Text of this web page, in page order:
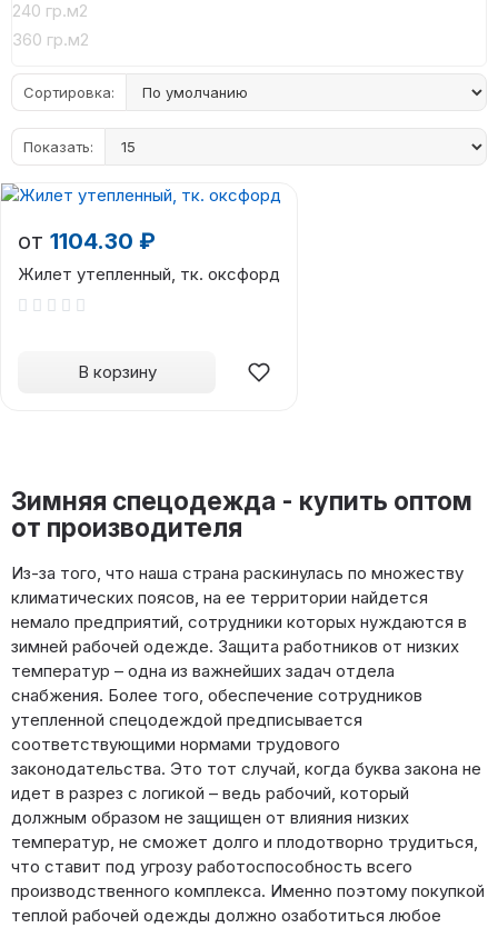
240 гр.м2
360 гр.м2
Сортировка:
Показать:
от 1104.30 ₽
Жилет утепленный, тк. оксфорд
В корзину
Зимняя спецодежда - купить оптом
от производителя
Из-за того, что наша страна раскинулась по множеству
климатических поясов, на ее территории найдется
немало предприятий, сотрудники которых нуждаются в
зимней рабочей одежде. Защита работников от низких
температур – одна из важнейших задач отдела
снабжения. Более того, обеспечение сотрудников
утепленной спецодеждой предписывается
соответствующими нормами трудового
законодательства. Это тот случай, когда буква закона не
идет в разрез с логикой – ведь рабочий, который
должным образом не защищен от влияния низких
температур, не сможет долго и плодотворно трудиться,
что ставит под угрозу работоспособность всего
производственного комплекса. Именно поэтому покупкой
теплой рабочей одежды должно озаботиться любое